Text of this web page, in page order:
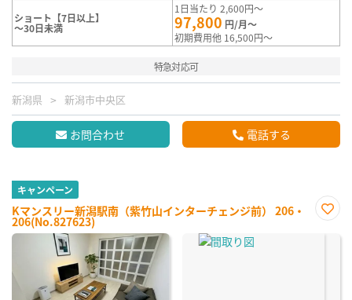
ショート【7日以上】
～30日未満
1日当たり 2,600円～
97,800 円/月～
初期費用他 16,500円～
特急対応可
新潟県 新潟市中央区
お問合わせ 電話する
キャンペーン
Kマンスリー新潟駅南（紫竹山インターチェンジ前） 206・
206(No.827623)
に入